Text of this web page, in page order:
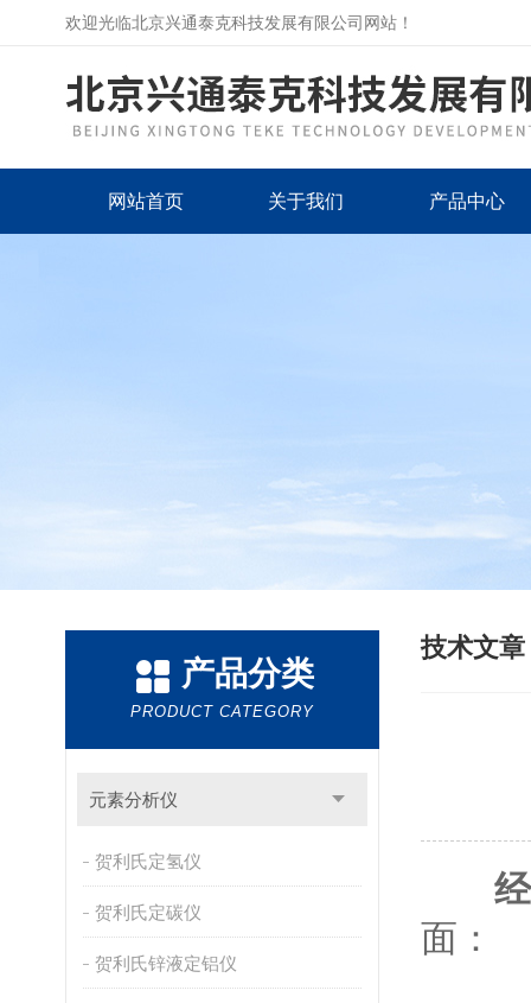
欢迎光临北京兴通泰克科技发展有限公司网站！
网站首页 关于我们 产品中心
产品分类
PRODUCT CATEGORY
元素分析仪
贺利氏定氢仪
贺利氏定碳仪
贺利氏锌液定铝仪
技术文章
面：